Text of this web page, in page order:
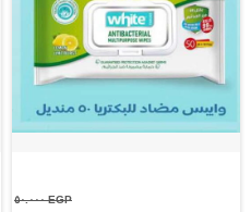
EGP ٥٠.٠٠٠